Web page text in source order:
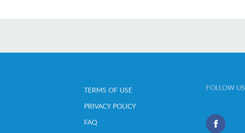
TERMS OF USE
PRIVACY POLICY
FAQ
FOLLOW US